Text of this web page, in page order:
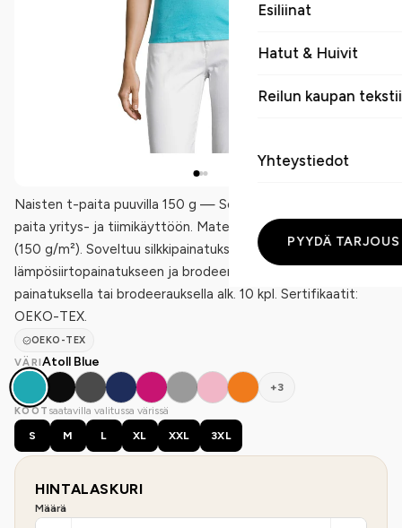
Esiliinat
Hatut & Huivit
Reilun kaupan
Yhteystiedot
PYYDÄ TARJOUS
Naisten t-paita puuvilla 150 g — Sol's Moon on naisten t-
paita yritys- ja tiimikäyttöön. Materiaali on 100% puuvilla
(150 g/m²). Soveltuu silkkipainatukseen,
lämpösiirtopainatukseen ja brodeeraukseen. Saatavilla
painatuksella tai brodeerauksella alk. 10 kpl. Sertifikaatit:
OEKO-TEX.
OEKO-TEX
VÄRIAtoll Blue
+3
KOOT saatavilla valitussa värissä
S
M L XL XXL 3XL
HINTALASKURI
Määrä